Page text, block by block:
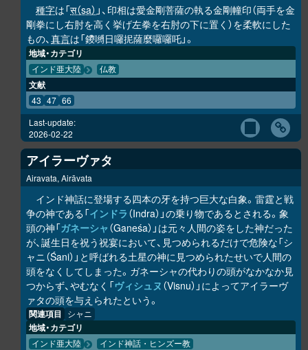
種字は「स（sa） 」、印相は愛金剛菩薩の執る金剛幢印（両手を金
剛拳にし右肘を高く挙げ左拳を右肘の下に置く）を柔軟にした
もの、真言は「鑁嚩日囉抳薩麼囉囉吒」。
地域・カテゴリ
インド亜大陸 仏教
文献
43 47 66
Last-update:
2026-02-22
アイラーヴァタ
Airavata, Airāvata
インド神話に登場する四本の牙を持つ巨大な白象。雷霆と戦
争の神である「インドラ （Indra）」の乗り物であるとされる。象
頭の神「ガネーシャ（Ganeśa）」は元々人間の姿をした神だった
が、誕生日を祝う祝宴において、見つめられるだけで危険な「シ
ャニ（Śani）」と呼ばれる土星の神に見つめられたせいで人間の
頭をなくしてしまった。ガネーシャの代わりの頭がなかなか見
つからず、やむなく「ヴィシュヌ （Visnu）」によってアイラーヴ
ァタの頭を与えられたという。
関連項目 シャニ
地域・カテゴリ
インド亜大陸 インド神話・ヒンズー教